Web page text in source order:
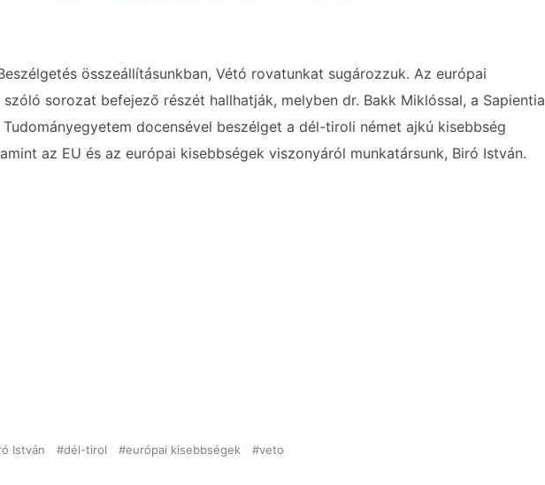
összeállításunkban, Vétó rovatunkat sugározzuk. Az európai
sorozat befejező részét hallhatják, melyben dr. Bakk Miklóssal, a Sapientia
docensével beszélget a dél-tiroli német ajkú kisebbség
az EU és az európai kisebbségek viszonyáról munkatársunk, Biró István.
István dél-tirol európai kisebbségek veto